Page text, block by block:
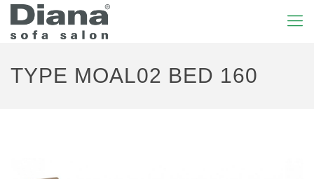
TYPE MOAL02 BED 160